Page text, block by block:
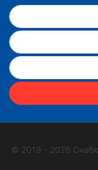
© 2019 - 2026